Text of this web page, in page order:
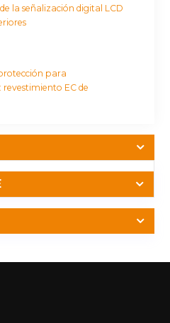
la señalización digital LCD
para
EC de